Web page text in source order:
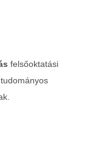
felsőoktatási